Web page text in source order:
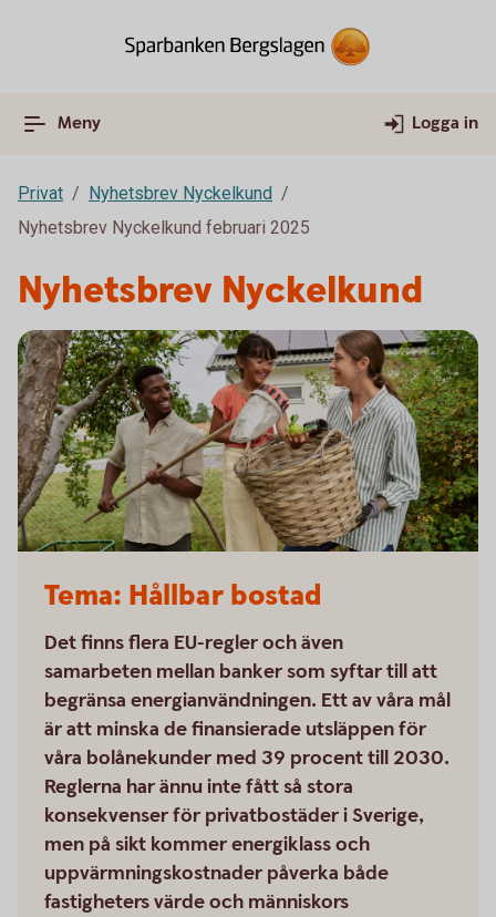
Meny Logga in
Privat
Nyhetsbrev Nyckelkund
Nyhetsbrev Nyckelkund februari 2025
Nyhetsbrev Nyckelkund
Tema: Hållbar bostad
Det finns flera EU-regler och även
samarbeten mellan banker som syftar till att
begränsa energianvändningen. Ett av våra mål
är att minska de finansierade utsläppen för
våra bolånekunder med 39 procent till 2030.
Reglerna har ännu inte fått så stora
konsekvenser för privatbostäder i Sverige,
men på sikt kommer energiklass och
uppvärmningskostnader påverka både
fastigheters värde och människors